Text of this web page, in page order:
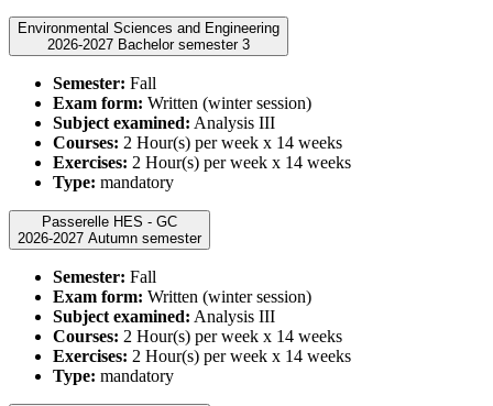
Environmental Sciences and Engineering
2026-2027 Bachelor semester 3
Semester: Fall
Exam form: Written (winter session)
Subject examined: Analysis III
Courses: 2 Hour(s) per week x 14 weeks
Exercises: 2 Hour(s) per week x 14 weeks
Type: mandatory
Passerelle HES - GC
2026-2027 Autumn semester
Semester: Fall
Exam form: Written (winter session)
Subject examined: Analysis III
Courses: 2 Hour(s) per week x 14 weeks
Exercises: 2 Hour(s) per week x 14 weeks
Type: mandatory